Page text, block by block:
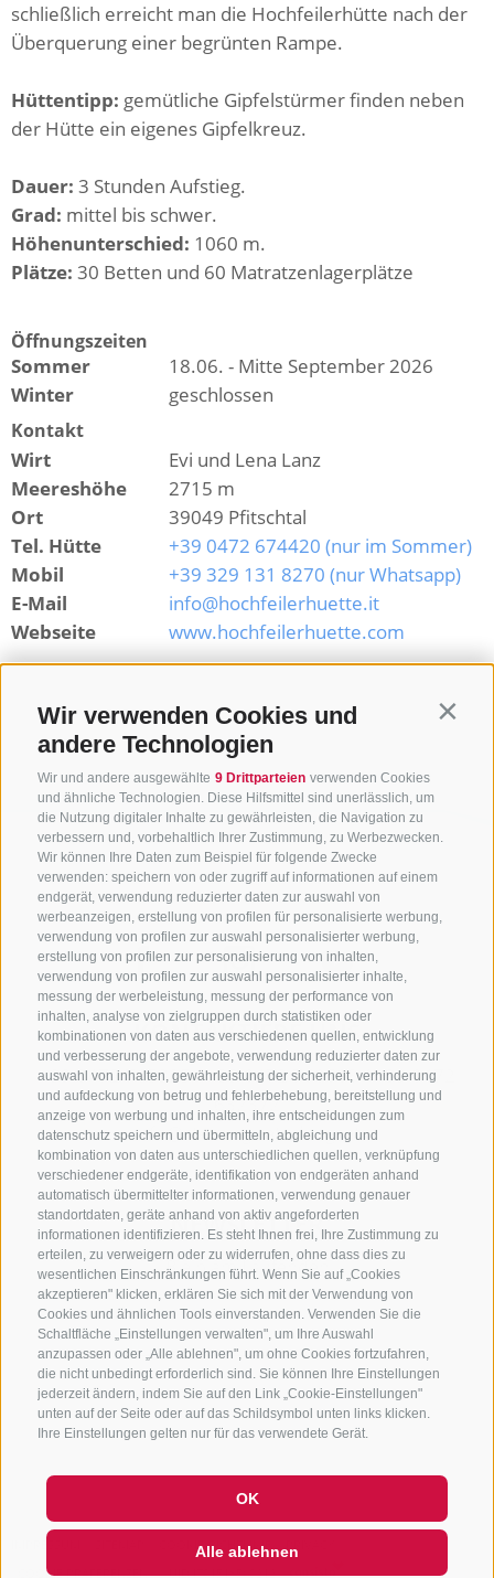
Wir verwenden Cookies und
andere Technologien
Wir und andere ausgewählte 9 Drittparteien verwenden Cookies
und ähnliche Technologien. Diese Hilfsmittel sind unerlässlich, um
die Nutzung digitaler Inhalte zu gewährleisten, die Navigation zu
verbessern und, vorbehaltlich Ihrer Zustimmung, zu Werbezwecken.
Wir können Ihre Daten zum Beispiel für folgende Zwecke
verwenden: speichern von oder zugriff auf informationen auf einem
endgerät, verwendung reduzierter daten zur auswahl von
werbeanzeigen, erstellung von profilen für personalisierte werbung,
verwendung von profilen zur auswahl personalisierter werbung,
erstellung von profilen zur personalisierung von inhalten,
verwendung von profilen zur auswahl personalisierter inhalte,
messung der werbeleistung, messung der performance von
inhalten, analyse von zielgruppen durch statistiken oder
kombinationen von daten aus verschiedenen quellen, entwicklung
und verbesserung der angebote, verwendung reduzierter daten zur
auswahl von inhalten, gewährleistung der sicherheit, verhinderung
und aufdeckung von betrug und fehlerbehebung, bereitstellung und
anzeige von werbung und inhalten, ihre entscheidungen zum
datenschutz speichern und übermitteln, abgleichung und
kombination von daten aus unterschiedlichen quellen, verknüpfung
verschiedener endgeräte, identifikation von endgeräten anhand
automatisch übermittelter informationen, verwendung genauer
standortdaten, geräte anhand von aktiv angeforderten
informationen identifizieren. Es steht Ihnen frei, Ihre Zustimmung zu
erteilen, zu verweigern oder zu widerrufen, ohne dass dies zu
wesentlichen Einschränkungen führt. Wenn Sie auf „Cookies
akzeptieren" klicken, erklären Sie sich mit der Verwendung von
Cookies und ähnlichen Tools einverstanden. Verwenden Sie die
Schaltfläche „Einstellungen verwalten", um Ihre Auswahl
anzupassen oder „Alle ablehnen", um ohne Cookies fortzufahren,
die nicht unbedingt erforderlich sind. Sie können Ihre Einstellungen
jederzeit ändern, indem Sie auf den Link „Cookie-Einstellungen"
unten auf der Seite oder auf das Schildsymbol unten links klicken.
Ihre Einstellungen gelten nur für das verwendete Gerät.
OK
Alle ablehnen
schließlich erreicht man die Hochfeilerhütte nach der
Überquerung einer begrünten Rampe.
Hüttentipp: gemütliche Gipfelstürmer finden neben
der Hütte ein eigenes Gipfelkreuz.
Dauer: 3 Stunden Aufstieg.
Grad: mittel bis schwer.
Höhenunterschied: 1060 m.
Plätze: 30 Betten und 60 Matratzenlagerplätze
Öffnungszeiten
Sommer
18.06. - Mitte September 2026
Winter
geschlossen
Kontakt
Wirt
Evi und Lena Lanz
Meereshöhe
2715 m
Ort
39049 Pfitschtal
Tel. Hütte
+39 0472 674420 (nur im Sommer)
Mobil
+39 329 131 8270 (nur Whatsapp)
E-Mail
info@hochfeilerhuette.it
Webseite
www.hochfeilerhuette.com
Zurück zur Übersicht
KONTAKTIERE UNS
+39 0472 765325/+39 0472 760608/+39 0472
632372
info@sterzing-ratschings.it
NEWSLETTER
Bleib am Laufenden
Newsletter Anmelden
COOKIE-RICHTLINIE
COOKIE PRÄFERENZEN
UID IT01518560212